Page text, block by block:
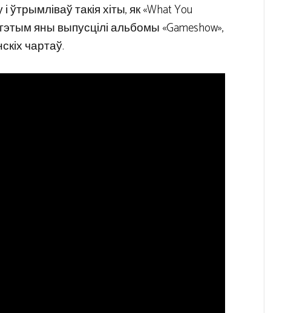
такія хіты, як «What You
гэтым яны выпусцілі альбомы «Gameshow»,
чартаў.